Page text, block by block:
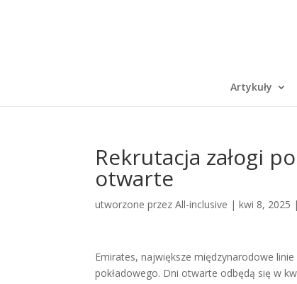
Artykuły
Rekrutacja załogi
otwarte
utworzone przezAll-inclusive |kwi 8, 2025 |
Emirates, największe międzynarodowe
pokładowego. Dni otwarte odbędą się w